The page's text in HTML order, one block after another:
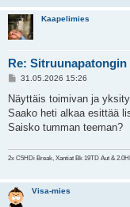
Kaapelimies
Re:
V
e
s
t
i
31.05.2026 15:26
Näyttäis toimivan ja
Saako heti alkaa esittää
Saisko tumman teeman?
2x C5HDi Break, Xantiat Bk 19TD Aut &
Visa-mies